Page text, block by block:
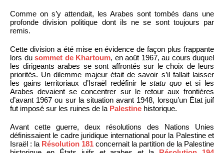
Comme on s’y attendait, les Arabes sont tombés dans une
profonde division politique dont ils ne se sont toujours par
remis.
Cette division a été mise en évidence de façon plus frappante
lors du sommet de Khartoum, en août 1967, au cours duquel
les dirigeants arabes se sont affrontés sur le choix de leurs
priorités. Un dilemme majeur était de savoir s’il fallait laisser
les gains territoriaux d’Israël redéfinir lestatu quoet si les
Arabes devaient se concentrer sur le retour aux frontières
d’avant 1967 ou sur la situation avant 1948, lorsqu’un État juif
fut imposé sur les ruines de la Palestine historique.
Avant cette guerre, deux résolutions des Nations Unies
définissaient le cadre juridique international pour la Palestine et
Israël : la Résolution 181 concernait la partition de la Palestine